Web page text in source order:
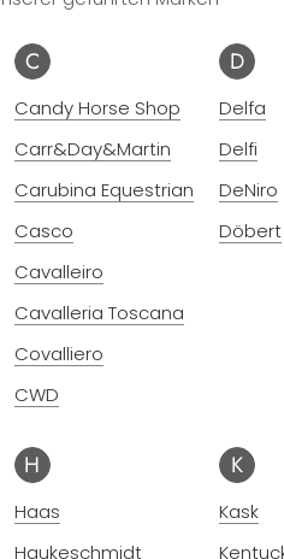
C
Candy Horse Shop
Carr&Day&Martin
Carubina Equestrian
Casco
Cavalleiro
Cavalleria Toscana
Covalliero
CWD
D
Delfa
Delfi
DeNiro
Döbert
H
Haas
Haukeschmidt
K
Kask